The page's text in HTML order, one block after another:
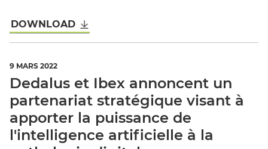
DOWNLOAD
9 MARS 2022
Dedalus et Ibex annoncent un
partenariat stratégique visant à
apporter la puissance de
l'intelligence artificielle à la